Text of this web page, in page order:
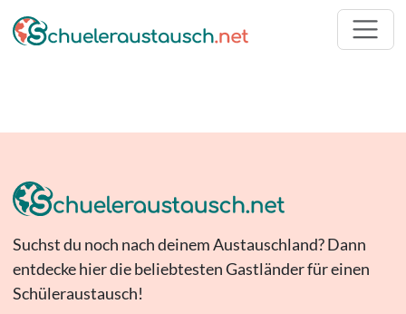
Suchst du noch nach deinem Austauschland? Dann
entdecke hier die beliebtesten Gastländer für einen
Schüleraustausch!